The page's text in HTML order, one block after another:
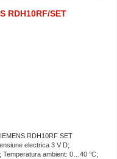
RDH10RF/SET
RDH10RF SET
electrica 3 V D;
Temperatura ambient: 0…40 °C;